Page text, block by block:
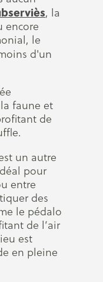
, la
encore
le
d'un
faune et
de
un autre
pour
entre
des
le pédalo
de l’air
est
en pleine